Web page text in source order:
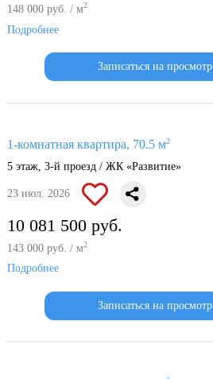
148 000 руб. / м2
Подробнее
Записаться на просмотр
1-комнатная квартира, 70.5 м2
5 этаж, 3-й проезд / ЖК «Развитие»
23 июл. 2026
10 081 500 руб.
143 000 руб. / м2
Подробнее
Записаться на просмотр